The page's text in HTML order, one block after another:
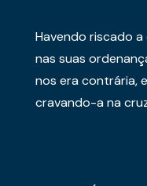
Havendo riscado
nas suas
nos era contrária,
cravando-a na